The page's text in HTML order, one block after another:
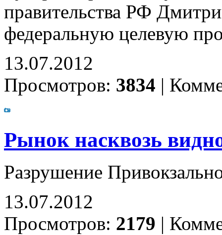
правительства РФ
федеральную целевую
13.07.2012
Просмотров: 3834 |
Рынок насквозь
Разрушение
13.07.2012
Просмотров: 2179 |